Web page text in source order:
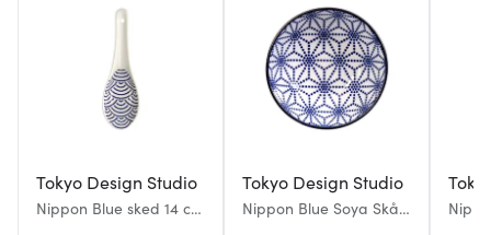
Tokyo Design Studio
Nippon Blue sked 14 cm
Tokyo Design Studio
Nippon Blue Soya Skål